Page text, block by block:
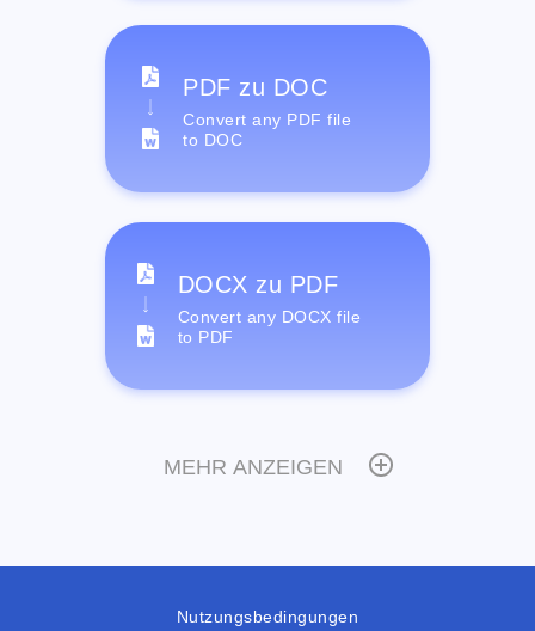
PDF zu DOC
Convert any PDF file
to DOC
DOCX zu PDF
Convert any DOCX file
to PDF
MEHR ANZEIGEN
Nutzungsbedingungen